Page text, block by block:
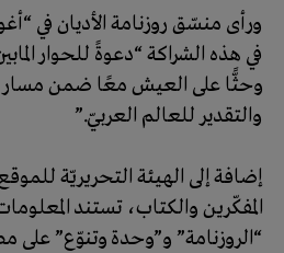
ورأى منسّق روزنامة الأديان في
في هذه الشراكة “دعوةً للحوار
وحثًّا على العيش معًا ضمن مسار
والتقدير للعالم العربيّ.”
إضافة إلى الهيئة التحريريّة
المفكّرين والكتاب، تستند
“الروزنامة” و”وحدة وتنوّع”